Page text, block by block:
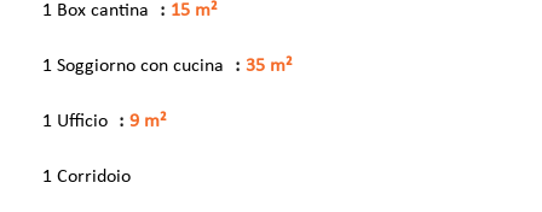
1 Box cantina 15 m²
1 Soggiorno con cucina 35 m²
1 Ufficio 9 m²
1 Corridoio